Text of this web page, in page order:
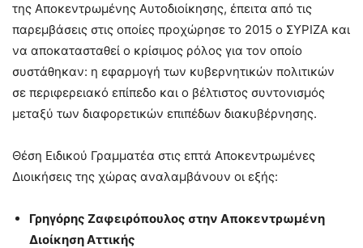
της Αποκεντρωμένης Αυτοδιοίκησης, έπειτα από τις
παρεμβάσεις στις οποίες προχώρησε το 2015 ο ΣΥΡΙΖΑ και
να αποκατασταθεί ο κρίσιμος ρόλος για τον οποίο
συστάθηκαν: η εφαρμογή των κυβερνητικών πολιτικών
σε περιφερειακό επίπεδο και ο βέλτιστος συντονισμός
μεταξύ των διαφορετικών επιπέδων διακυβέρνησης.
Θέση Ειδικού Γραμματέα στις επτά Αποκεντρωμένες
Διοικήσεις της χώρας αναλαμβάνουν οι εξής:
Γρηγόρης Ζαφειρόπουλος στην Αποκεντρωμένη
Διοίκηση Αττικής